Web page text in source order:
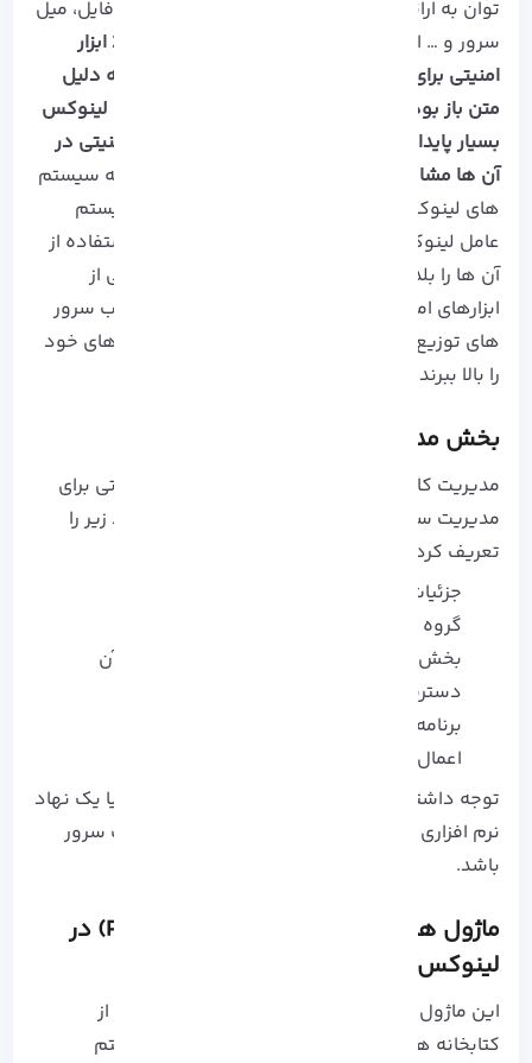
توان به ارائه سرویس‌ های میزبانی وب، نگهداری فایل، میل‌
سرور و … اشاره کرد،
ما در این مقاله به بررسی 20 ابزار
امنیتی برای مدیران لینوکس پرداخته ایم اگر چه به دلیل
متن باز بودن این سیستم عامل، برخی توزیع‌ های لینوکس
بسیار پایدار هستند و به ندرت باگ و حفره‌ های امنیتی در
آن ها مشاهده می‌ شود.
اما ابزار امنیتی لازمه همه سیستم
های لینوکسی است و به دلیل اینکه
در سیستم
عامل لینوکس اهمیت بالایی دارد، همواره باید استفاده از
آن ها را بلد باشیم، ما در این مقاله به بررسی برخی از
ابزارهای امنیتی مفید می‌ پردازیم که به مدیران وب سرور
های توزیع لینوکس کمک می‌ کند تا امنیت سرور های خود
را بالا ببرند.
بخش مدیریت کاربر و گروه لینوکس
مدیریت کاربر و گروه لینوکس یک ابزار امنیتی حیاتی برای
مدیریت سیستم است، در این ابزار می‌ توان موارد زیر را
تعریف کرد:
جزئیات حساب کاربر
گروه‌ هایی که کاربر به آن تعلق دارد
بخش‌ هایی از سیستم که کاربر می‌ تواند به آن
دسترسی داشته باشد.
برنامه‌ هایی که کاربر می‌ تواند اجرا کند.
اعمال سیاست‌ های رمز عبور برای کاربران
توجه داشته باشید که کاربر می تواند یک شخص یا یک نهاد
نرم افزاری مانند مالک پردازش ها و فایل های وب سرور
باشد.
ماژول های احراز هویت قابل اتصال (PAM) در
لینوکس
این ماژول ها مجموعه ای قدرتمند و انعطاف پذیر از
کتابخانه ها برای احراز هویت کاربر در سراسر سیستم